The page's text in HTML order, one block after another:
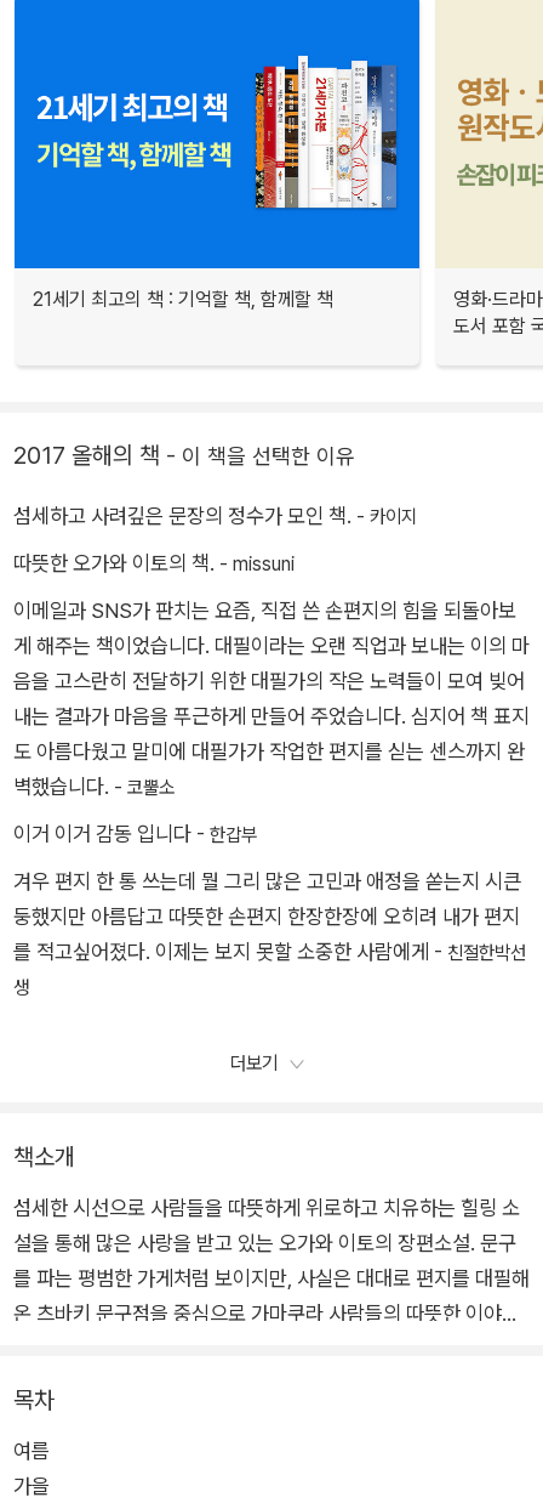
21세기 최고의 책 : 기억할 책, 함께할 책
영화·드라
도서 포함
2017 올해의 책 - 이 책을 선택한 이유
섬세하고 사려깊은 문장의 정수가 모인 책. - 카이지
따뜻한 오가와 이토의 책. - missuni
이메일과 SNS가 판치는 요즘, 직접 쓴 손편지의 힘을 되돌아보
게 해주는 책이었습니다. 대필이라는 오랜 직업과 보내는 이의 마
음을 고스란히 전달하기 위한 대필가의 작은 노력들이 모여 빚어
내는 결과가 마음을 푸근하게 만들어 주었습니다. 심지어 책 표지
도 아름다웠고 말미에 대필가가 작업한 편지를 싣는 센스까지 완
벽했습니다. - 코뿔소
이거 이거 감동 입니다 - 한갑부
겨우 편지 한 통 쓰는데 뭘 그리 많은 고민과 애정을 쏟는지 시큰
둥했지만 아름답고 따뜻한 손편지 한장한장에 오히려 내가 편지
를 적고싶어졌다. 이제는 보지 못할 소중한 사람에게 - 친절한박선
생
더보기
책소개
섬세한 시선으로 사람들을 따뜻하게 위로하고 치유하는 힐링 소
설을 통해 많은 사랑을 받고 있는 오가와 이토의 장편소설. 문구
를 파는 평범한 가게처럼 보이지만, 사실은 대대로 편지를 대필해
온 츠바키 문구점을 중심으로 가마쿠라 사람들의 따뜻한 이야기
자신만의 내밀한 상처를 안고서 대필을 의뢰하기 위해 찾아오는
사람들의 다채로운 사연, 그리고 그들에게 귀 기울이고 그들의 진
심이 고스란히 담기도록 편지를 쓰는 자세부터 필체와 어투, 필기
목차
여름
가을